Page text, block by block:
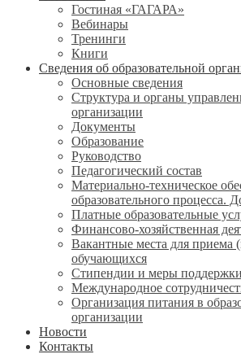
Гостиная «ГАГАРА»
Вебинары
Тренинги
Книги
Сведения об образовательной
Основные сведения
Структура и органы
организации
Документы
Образование
Руководство
Педагогический состав
Материально-техническое
образовательного процесса.
Платные образовательные
Финансово-хозяйственная
Вакантные места для приема
обучающихся
Стипендии и меры
Международное
Организация питания в
организации
Новости
Контакты